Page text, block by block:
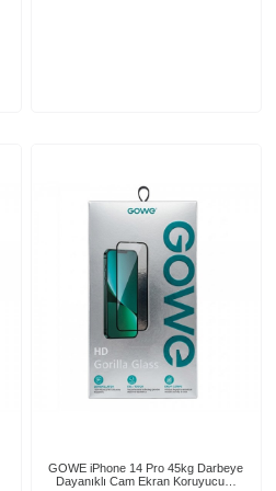
GOWE iPhone 14 Pro 45kg Darbeye
Dayanıklı Cam Ekran Koruyucu…